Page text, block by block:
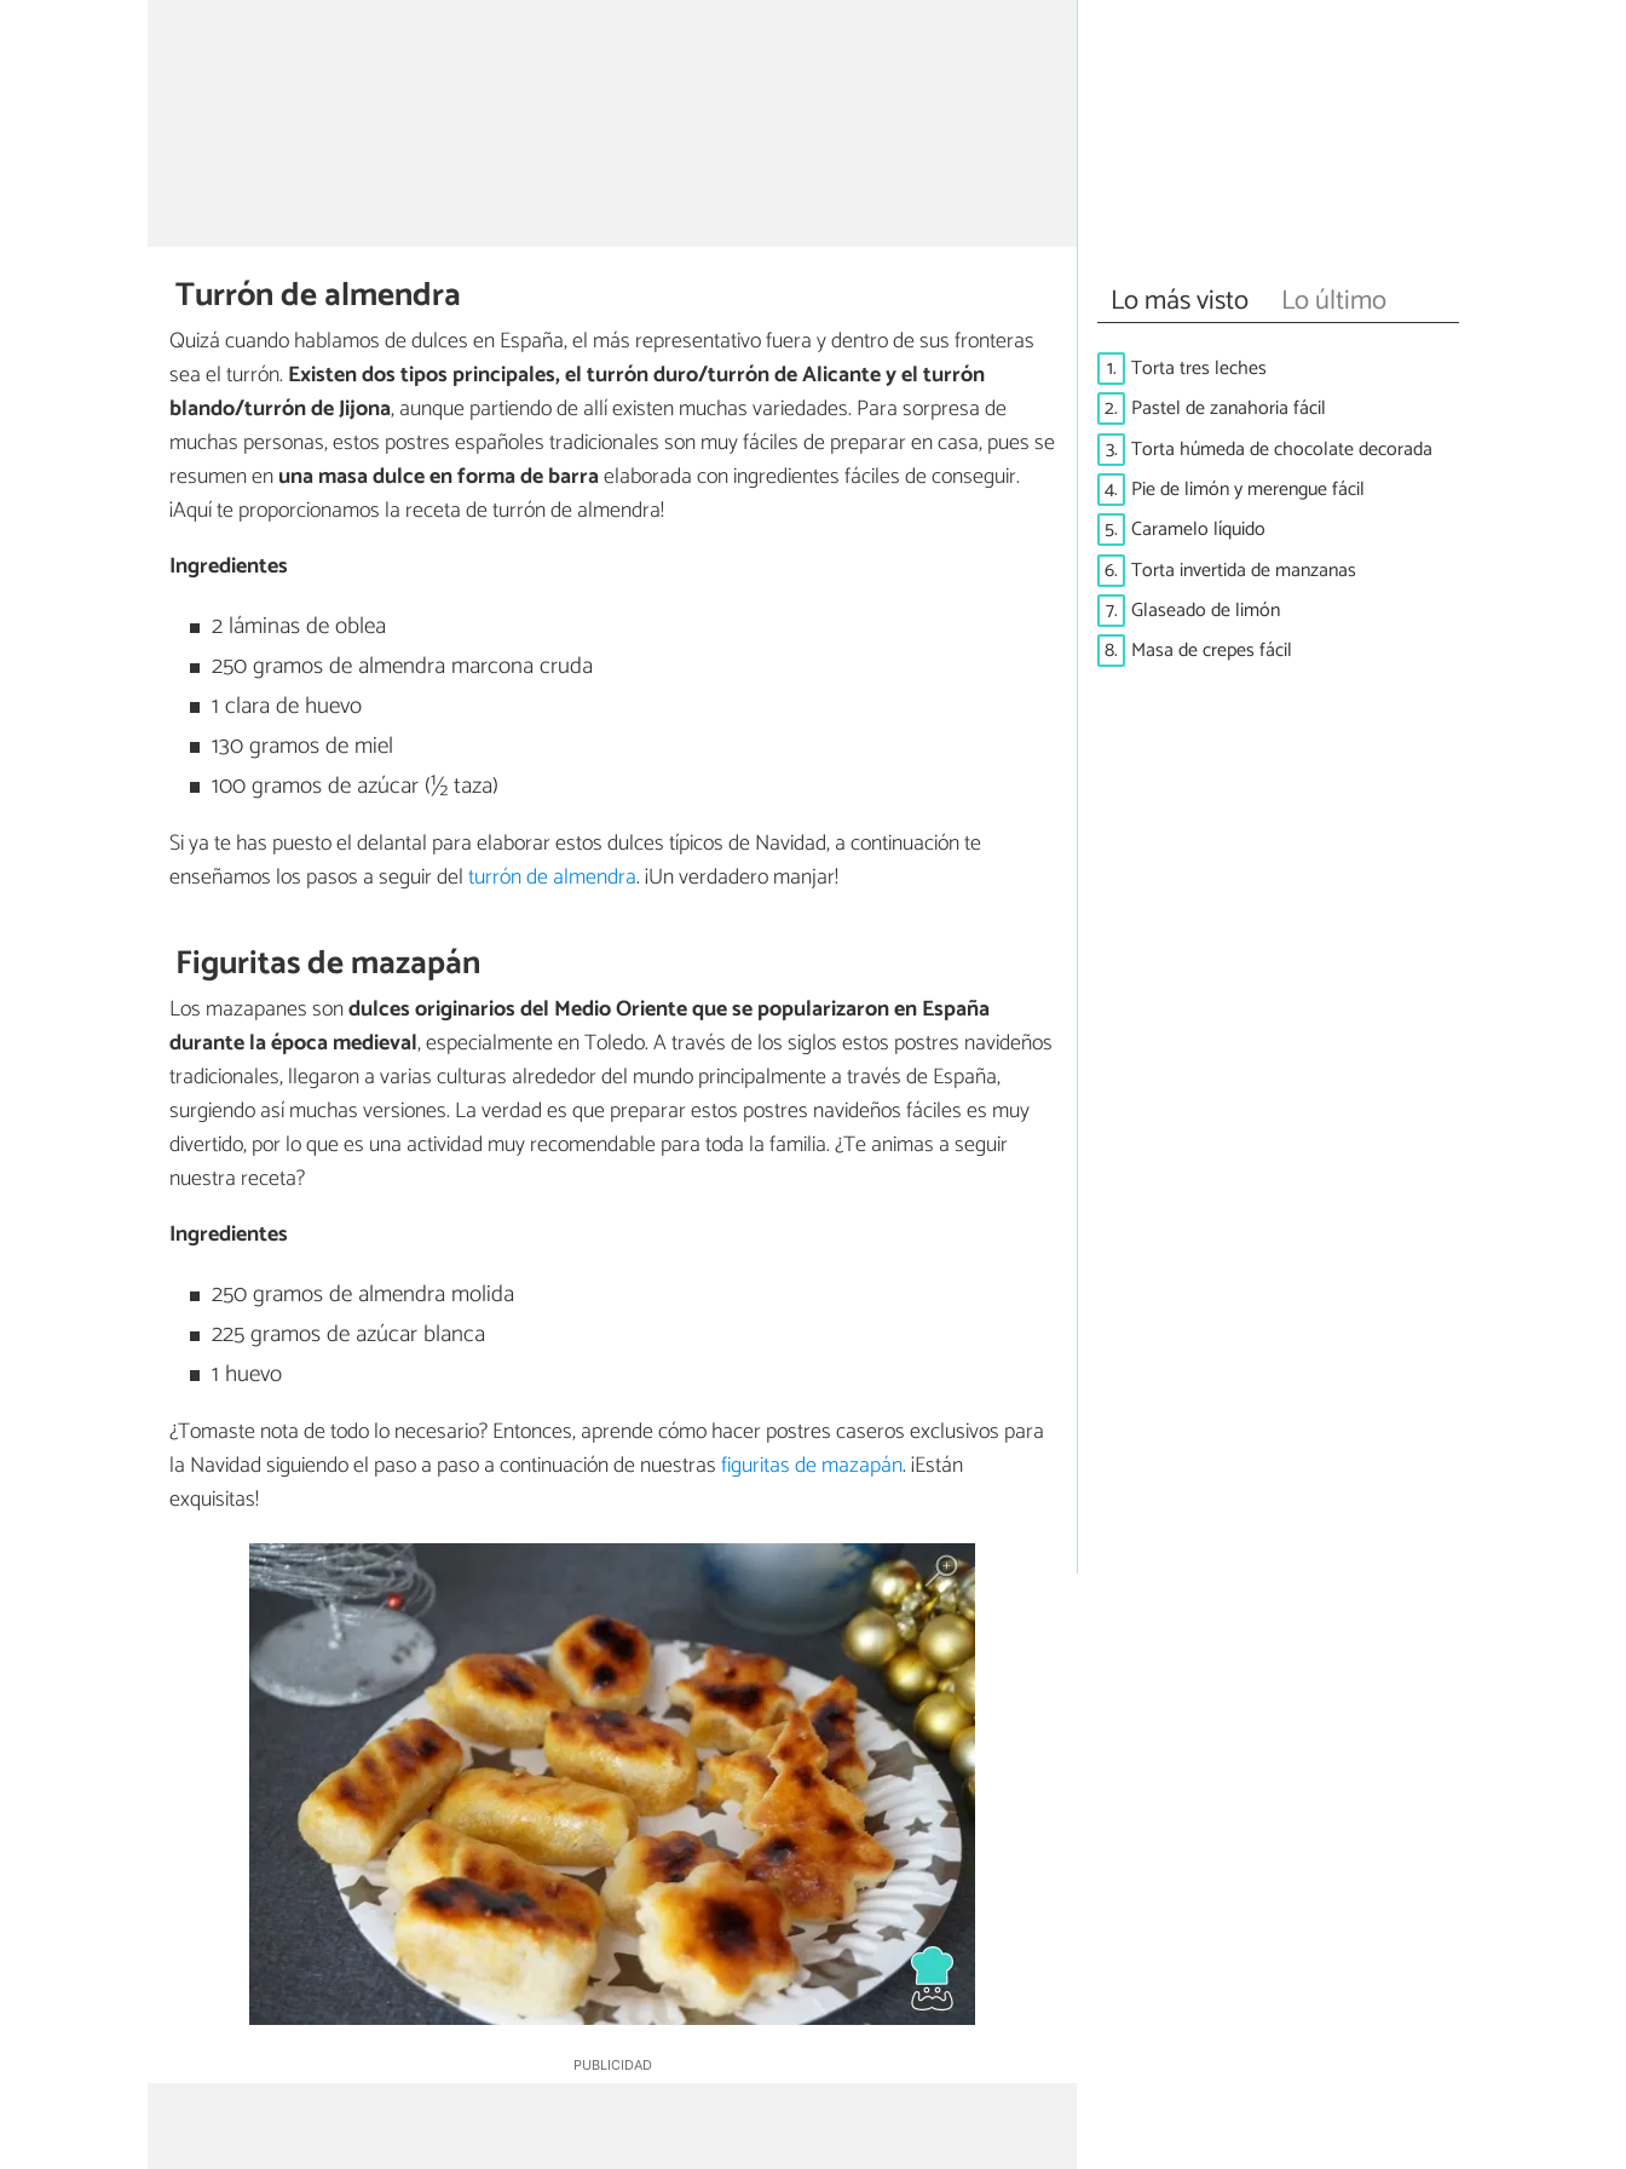
Turrón de almendra
Quizá cuando hablamos de dulces en España, el más representativo fuera y dentro de sus fronteras
sea el turrón. Existen dos tipos principales, el turrón duro/turrón de Alicante y el turrón
blando/turrón de Jijona, aunque partiendo de allí existen muchas variedades. Para sorpresa de
muchas personas, estos postres españoles tradicionales son muy fáciles de preparar en casa, pues se
resumen enuna masa dulce en forma de barraelaborada con ingredientes fáciles de conseguir.
¡Aquí te proporcionamos la receta de turrón de almendra!
Ingredientes
2 láminas de oblea
250 gramos de almendra marcona cruda
1 clara de huevo
130 gramos de miel
100 gramos de azúcar (½ taza)
Si ya te has puesto el delantal para elaborar estos dulces típicos de Navidad, a continuación te
enseñamos los pasos a seguir delturrón de almendra. ¡Un verdadero manjar!
Figuritas de mazapán
Los mazapanes sondulces originarios del Medio Oriente que se popularizaron en España
durante la época medieval, especialmente en Toledo. A través de los siglos estos postres navideños
tradicionales, llegaron a varias culturas alrededor del mundo principalmente a través de España,
surgiendo así muchas versiones. La verdad es que preparar estos postres navideños fáciles es muy
divertido, por lo que es una actividad muy recomendable para toda la familia. ¿Te animas a seguir
nuestra receta?
Ingredientes
250 gramos de almendra molida
225 gramos de azúcar blanca
1 huevo
¿Tomaste nota de todo lo necesario? Entonces, aprende cómo hacer postres caseros exclusivos para
la Navidad siguiendo el paso a paso a continuación de nuestrasfiguritas de mazapán. ¡Están
exquisitas!
Lo más visto Lo último
1. Torta tres leches
2. Pastel de zanahoria fácil
3. Torta húmeda de chocolate decorada
4. Pie de limón y merengue fácil
5. Caramelo líquido
6. Torta invertida de manzanas
7. Glaseado de limón
8. Masa de crepes fácil